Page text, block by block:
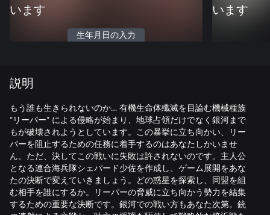
います
生年月日の入力
います
説明
もう誰も生きられないのか… 有機生命体殲滅を目論む機械種族
“リーパー” による侵略が始まり、地球占領だけでなく銀河まで
もが破壊されようとしています。この暴挙に立ち向かい、リー
パーを阻止するための任務に着手するのはあなたしかいませ
ん。ただ、決してこの戦いに失敗は許されないのです。主人公
となる連合海兵隊シェパード少佐を作成し、ゲーム展開をあな
たの決断で変えていきましょう。どの惑星を探索し、同盟を組
む相手を誰にするか。リーパーの脅威に立ち向かう勢力を結集
するための重要な決断です。銀河での戦い方もあなた次第。銃